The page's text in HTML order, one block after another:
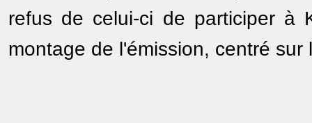
refus de celui-ci de participer à
montage de l'émission, centré